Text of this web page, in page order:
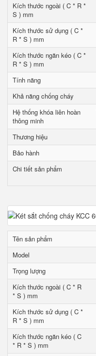
Kích thước ngoài ( C * R *
S ) mm
Kích thước sử dụng ( C *
R * S ) mm
Kích thước ngăn kéo ( C *
R * S ) mm
Tính năng
Khả năng chống cháy
Hệ thống khóa liên hoàn
thông minh
Thương hiệu
Bảo hành
Chi tiết sản phẩm
Tên sản phẩm
Model
Trọng lượng
Kích thước ngoài ( C * R
* S ) mm
Kích thước sử dụng ( C *
R * S ) mm
Kích thước ngăn kéo ( C
* R * S ) mm